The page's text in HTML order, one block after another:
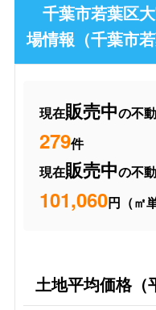
千葉市若葉区
場情報（千葉市
現在販売中の不
279件
現在販売中の不
101,060円（㎡
土地平均価格（